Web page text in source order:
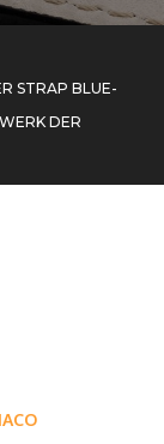
STRAP BLUE-
DER